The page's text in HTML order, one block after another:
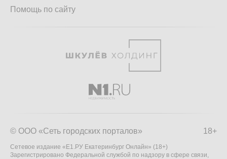
Помощь по сайту
18+
© ООО «Сеть городских порталов»
Сетевое издание «Е1.РУ Екатеринбург Онлайн» (18+)
Зарегистрировано Федеральной службой по надзору в сфере связи,